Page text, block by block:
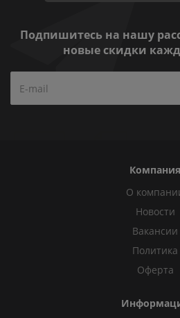
Подпишитесь на нашу
новые скидки
Компания
О
Новости
Вакансии
Политика
Оферта